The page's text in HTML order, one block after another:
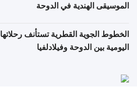
الموسيقى الهندية في الدوحة
الخطوط الجوية القطرية تستأنف رحلاتها
اليومية بين الدوحة وفيلادلفيا